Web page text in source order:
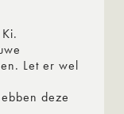
Let er wel
deze